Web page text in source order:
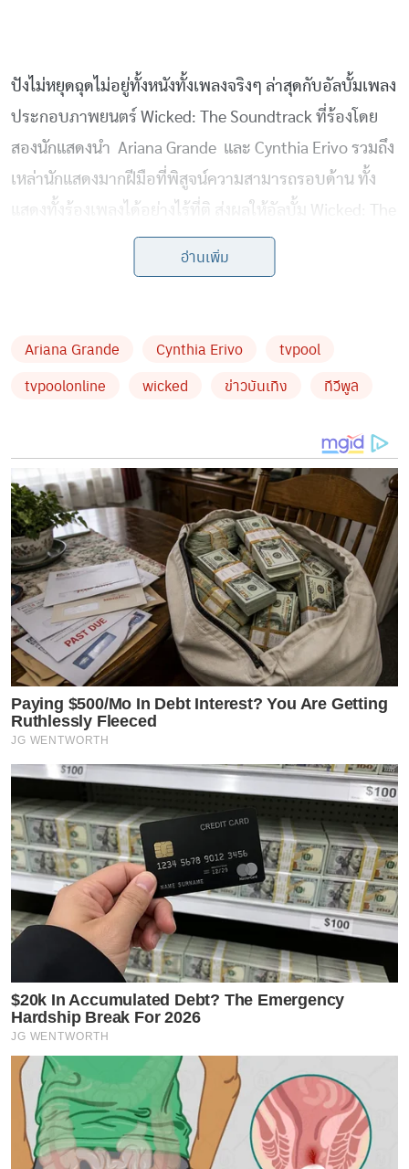
ปังไม่หยุดฉุดไม่อยู่ทั้งหนังทั้งเพลงจริงๆ ล่าสุดกับอัลบั้มเพลง
ประกอบภาพยนตร์ Wicked: The Soundtrack ที่ร้องโดย
สองนักแสดงนำ Ariana Grande และ Cynthia Erivo รวมถึง
เหล่านักแสดงมากฝีมือที่พิสูจน์ความสามารถรอบด้าน ทั้ง
แสดงทั้งร้องเพลงได้อย่างไร้ที่ติ ส่งผลให้อัลบั้ม Wicked: The
Soundtrack ทำลายสถิติสำคัญๆ มากมายบนชาร์ตเพลง
Billboard 200 ทั้งเป็นอัลบั้มที่มียอดขายสัปดาห์แรกสูงที่สุด
อัลบั้มเพลงประกอบภาพยนตร์ที่กวาดยอดขายในสัปดาห์
Wicked: The Soundtrack ได้รับคำชื่นชมอย่างล้นหลาม ทั้ง
จากแฟนเพลงและสื่อมวลชนทั่วโลก สื่อดังอย่าง Billboard
ระบุว่า “เพลงประกอบภาพยนตร์ในเรื่องนี้สามารถถ่ายทอด
ความงดงามของฉากต่างๆ ในภาพยนตร์ได้เป็นอย่างดี โดย
เฉพาะ Ariana Grande และ Cynthia Erivo ที่สามารถร้อง
เพลงได้อย่างทรงพลัง นำแสดงบทบาทที่ปรับเปลี่ยนจาก
ละครเวทีอันเป็นที่รักของคนรักละครเวทีทั่วโลก ให้กลาย
เป็นภาพยนตร์ฉบับคนแสดงได้อย่างมีเสน่ห์” สื่อดังอย่าง
Vogue ชื่นชมว่าเป็นอัลบั้มที่ “ส่งเสริมภาพยนตร์ได้อย่างดี
เยี่ยม” นอกจากนี้ Out Magazine ยังยืนยันว่าเป็นอัลบั้ม
อ่านเพิ่ม
Ariana Grande Cynthia Erivo
tvpool
tvpoolonline
wicked ข่าวบันเทิง ทีวีพูล
Paying $500/Mo In Debt Interest? You Are Getting
Ruthlessly Fleeced
JG WENTWORTH
$20k In Accumulated Debt? The Emergency
Hardship Break For 2026
JG WENTWORTH